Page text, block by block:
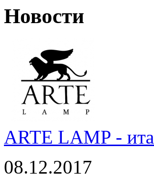
Новости
ARTE LAMP -
08.12.2017